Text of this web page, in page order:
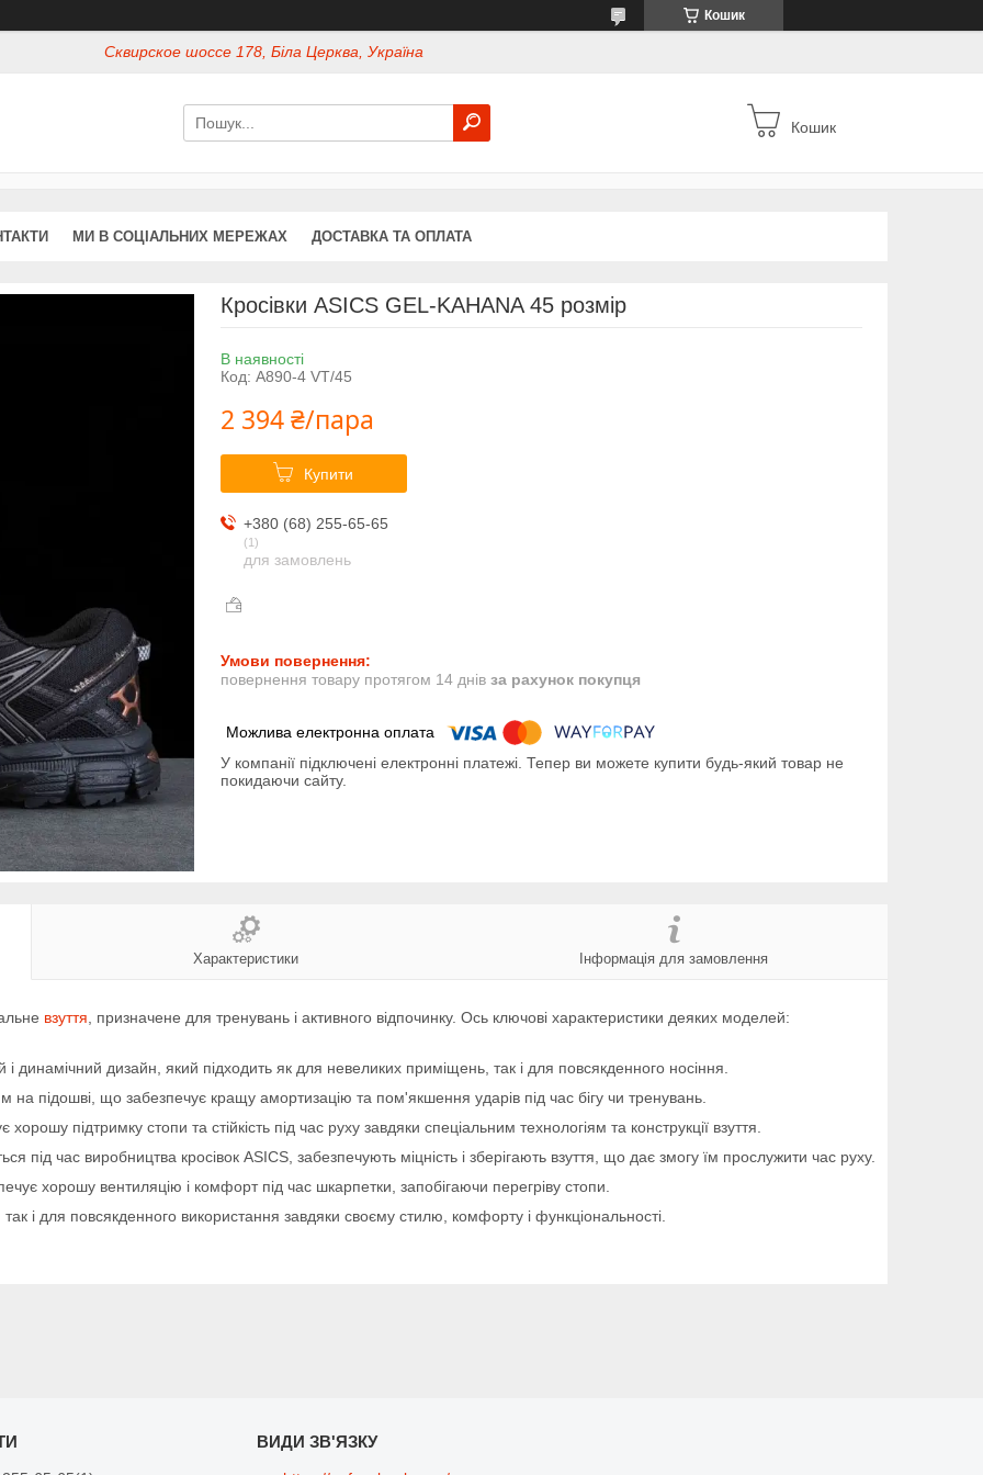
Кошик
Сквирское шоссе 178, Біла Церква, Україна
Кошик
МИ В СОЦІАЛЬНИХ МЕРЕЖАХ ДОСТАВКА ТА ОПЛАТА
Кросівки ASICS GEL-KAHANA 45 розмір
В наявності
Код: A890-4 VT/45
2 394 ₴/пара
Купити
+380 (68) 255-65-65
1
для замовлень
повернення товару протягом 14 днів за рахунок покупця
У компанії підключені електронні платежі. Тепер ви можете купити будь-який товар не
покидаючи сайту.
Характеристики Інформація для замовлення
взуття , призначене для тренувань і активного відпочинку. Ось ключові характеристики деяких моделей:
динамічний дизайн, який підходить як для невеликих приміщень, так і для повсякденного носіння.
підошві, що забезпечує кращу амортизацію та пом'якшення ударів під час бігу чи тренувань.
підтримку стопи та стійкість під час руху завдяки спеціальним технологіям та конструкції взуття.
під час виробництва кросівок ASICS, забезпечують міцність і зберігають взуття, що дає змогу їм прослужити час руху.
хорошу вентиляцію і комфорт під час шкарпетки, запобігаючи перегріву стопи.
і для повсякденного використання завдяки своєму стилю, комфорту і функціональності.